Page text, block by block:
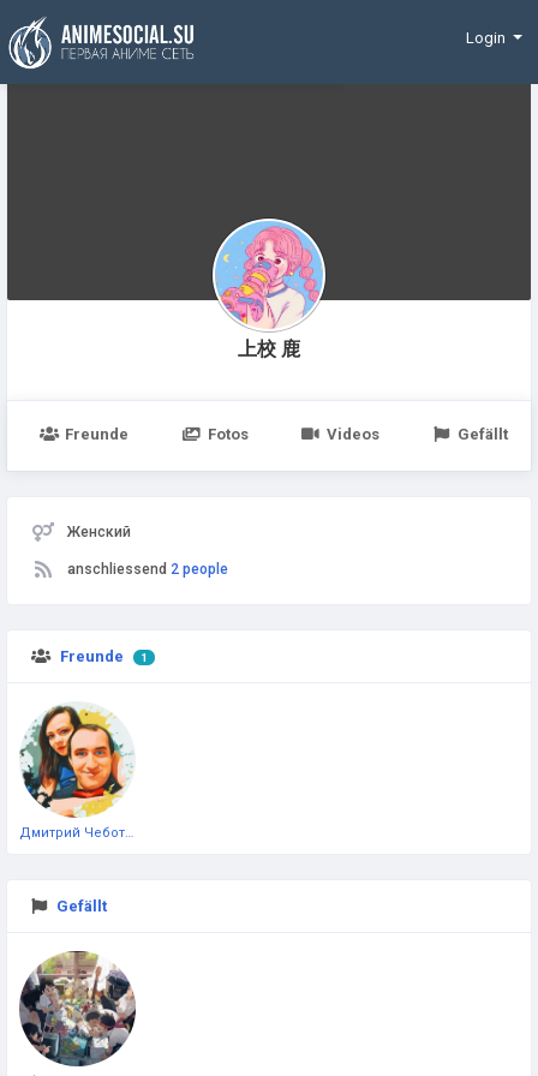
Finanzierung
Login
上校 鹿
Freunde Fotos Videos Gefällt
Женский
anschliessend 2 people
Freunde 1
Gefällt